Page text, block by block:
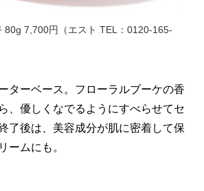
80g 7,700円（エスト TEL：0120-165-
ターベース。フローラルブーケの香
、優しくなでるようにすべらせてセ
了後は、美容成分が肌に密着して保
ームにも。